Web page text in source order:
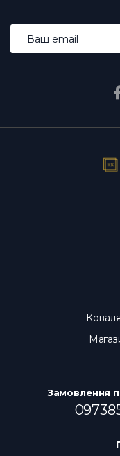
Новою Поштою та
наявності — у день
Замовлення